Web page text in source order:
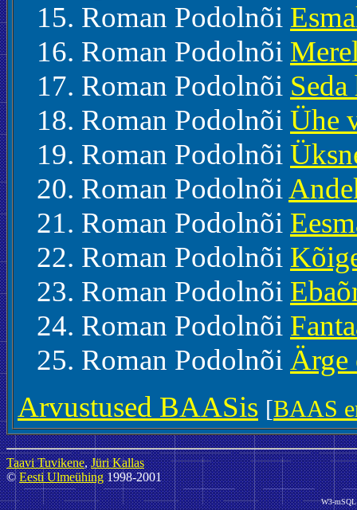
Roman Podolnõi
Roman Podolnõi
Roman Podolnõi
Roman Podolnõi Ühe
Roman Podolnõi
Roman Podolnõi
Roman Podolnõi
Roman Podolnõi
Roman Podolnõi
Roman Podolnõi
Roman Podolnõi Ärge
Arvustused BAASis [BAAS
Taavi Tuvikene,Jüri Kallas
©Eesti Ulmeühing1998-2001
W3-